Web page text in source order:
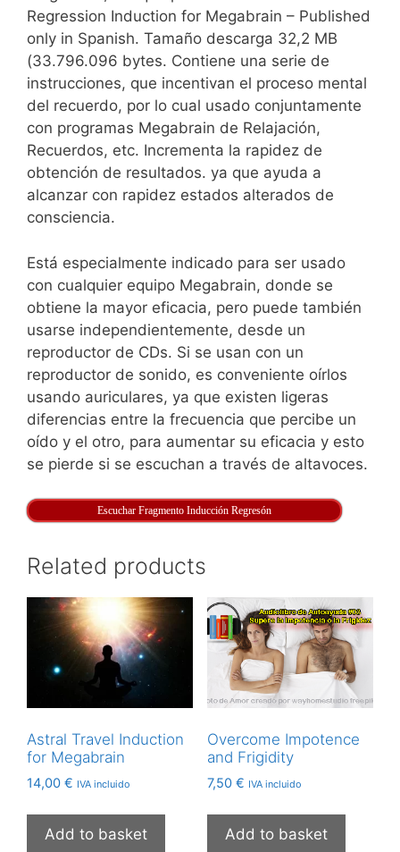
Regression Induction for Megabrain – Published
only in Spanish. Tamaño descarga 32,2 MB
(33.796.096 bytes. Contiene una serie de
instrucciones, que incentivan el proceso mental
del recuerdo, por lo cual usado conjuntamente
con programas Megabrain de Relajación,
Recuerdos, etc. Incrementa la rapidez de
obtención de resultados. ya que ayuda a
alcanzar con rapidez estados alterados de
consciencia.
Está especialmente indicado para ser usado
con cualquier equipo Megabrain, donde se
obtiene la mayor eficacia, pero puede también
usarse independientemente, desde un
reproductor de CDs. Si se usan con un
reproductor de sonido, es conveniente oírlos
usando auriculares, ya que existen ligeras
diferencias entre la frecuencia que percibe un
oído y el otro, para aumentar su eficacia y esto
se pierde si se escuchan a través de altavoces.
Escuchar Fragmento Inducción Regresón
Related products
Astral Travel Induction
for Megabrain
14,00 € IVA incluido
Add to basket
Overcome Impotence
and Frigidity
7,50 € IVA incluido
Add to basket